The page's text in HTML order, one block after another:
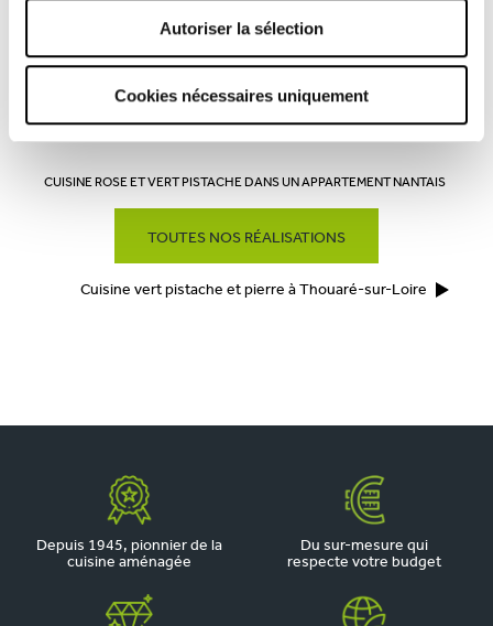
Autoriser la sélection
Cookies nécessaires uniquement
Rencontrez votre cuisiniste
Prendre rendez-vous
CUISINE ROSE ET VERT PISTACHE DANS UN APPARTEMENT NANTAIS
TOUTES NOS RÉALISATIONS
Cuisine vert pistache et pierre à Thouaré-sur-Loire
Depuis 1945, pionnier de la
cuisine aménagée
Du sur-mesure qui
respecte votre budget